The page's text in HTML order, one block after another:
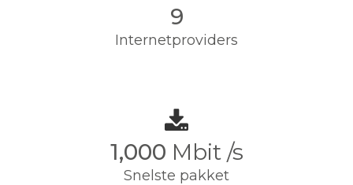
9
Internetproviders
1,000 Mbit /s
Snelste pakket